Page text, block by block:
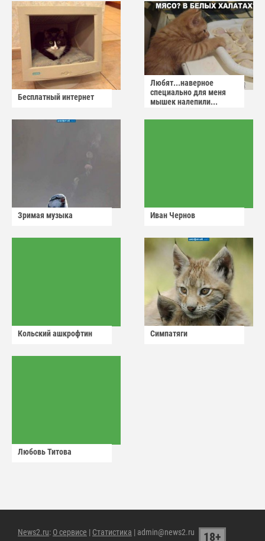
Бесплатный интернет
Любят...наверное
специально для меня
мышек налепили...
Зримая музыка Иван Чернов
Кольский ашкрофтин Симпатяги
Любовь Титова
News2.ru: О сервисе | Статистика | admin@news2.ru 18+